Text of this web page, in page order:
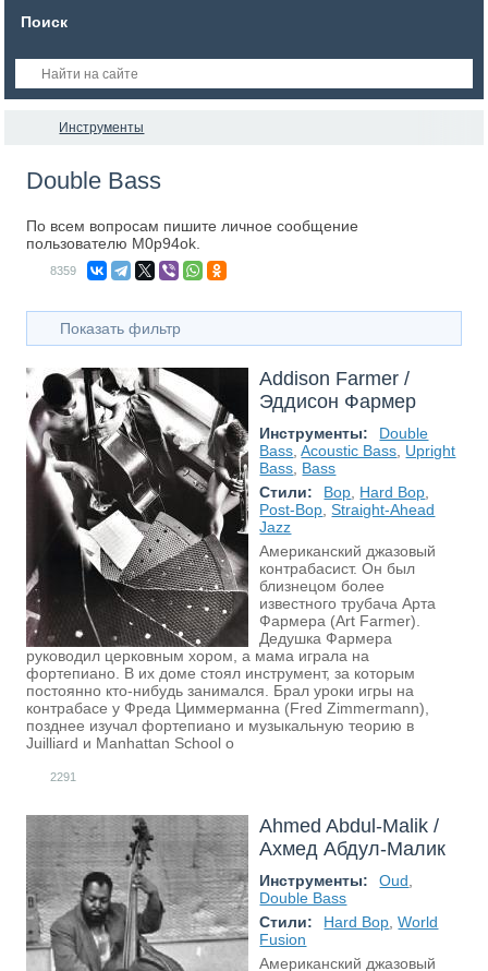
Поиск
Инструменты
Double Bass
По всем вопросам пишите личное сообщение
пользователю M0p94ok.
8359
Показать фильтр
Addison Farmer /
Эддисон Фармер
Инструменты:
Double
Bass ,Acoustic Bass Upright
Bass Bass
Стили:
Bop Hard Bop
Post-Bop ,Straight-Ahead
Jazz
Американский джазовый
контрабасист. Он был
близнецом более
известного трубача Арта
Фармера (Art Farmer).
Дедушка Фармера
руководил церковным хором, а мама играла на
фортепиано. В их доме стоял инструмент, за которым
постоянно кто-нибудь занимался. Брал уроки игры на
контрабасе у Фреда Циммерманна (Fred Zimmermann),
позднее изучал фортепиано и музыкальную теорию в
Juilliard и Manhattan School o
2291
Ahmed Abdul-Malik /
Ахмед Абдул-Малик
Инструменты: Oud
Double Bass
Стили:
Hard Bop ,World
Fusion
Американский джазовый